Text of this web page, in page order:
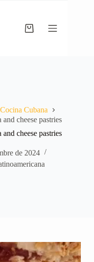
Carro
Cocina Cubana
cheese pastries
cheese pastries
de 2024